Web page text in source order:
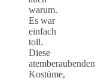
warum.
Es war
einfach
toll.
Diese
atemberaubenden
Kostüme,